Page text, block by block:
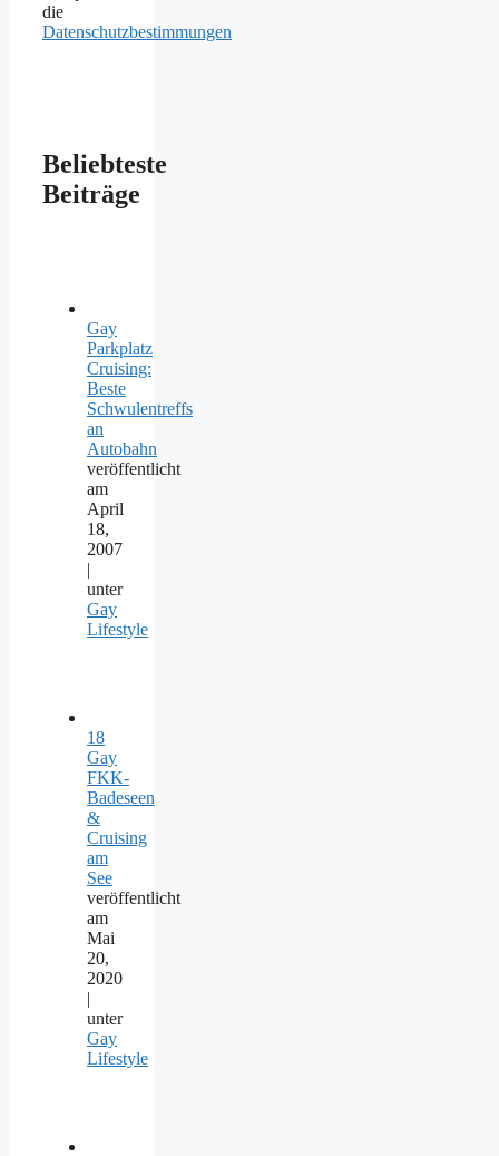
die
Datenschutzbestimmungen
Beliebteste
Beiträge
Gay
Parkplatz
Cruising:
Beste
Schwulentreffs
an
Autobahn
veröffentlicht
am
April
18,
2007
|
unter
Gay
Lifestyle
18
Gay
FKK-
Badeseen
&
Cruising
am
See
veröffentlicht
am
Mai
20,
2020
|
unter
Gay
Lifestyle